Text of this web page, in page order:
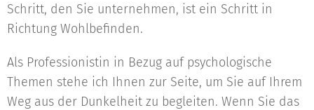
Schritt, den Sie unternehmen, ist ein Schritt in
Richtung Wohlbefinden.
Als Professionistin in Bezug auf psychologische
Themen stehe ich Ihnen zur Seite, um Sie auf Ihrem
Weg aus der Dunkelheit zu begleiten. Wenn Sie das